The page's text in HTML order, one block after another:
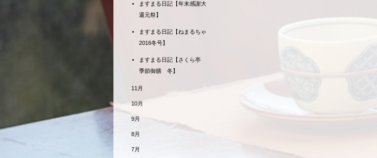
ますまる日記【年末感謝大
還元祭】
ますまる日記【ねまるちゃ
2016冬号】
ますまる日記【さくら亭
季節御膳 冬】
11月
10月
9月
8月
7月